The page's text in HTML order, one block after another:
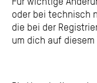
oder bei technisch
die bei der
um dich auf